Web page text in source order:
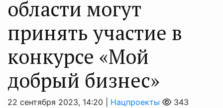
области могут
принять участие в
конкурсе «Мой
добрый бизнес»
22 сентября 2023, 14:20 | Нацпроекты 343